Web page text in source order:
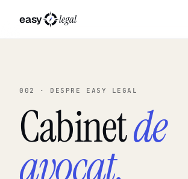
easy legal
002 · DESPRE EASY LEGAL
Cabinetde
avocat,